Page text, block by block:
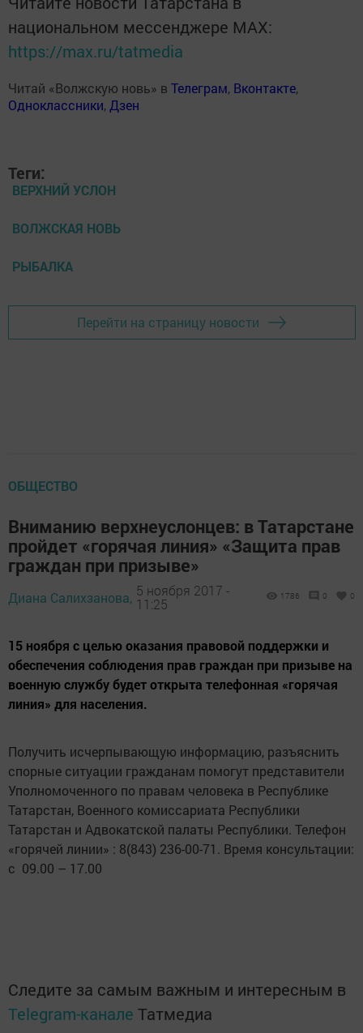
национальном мессенджере MАХ:
https://max.ru/tatmedia
Читай «Волжскую новь» в Телеграм, Вконтакте,
Одноклассники, Дзен
Теги:
ВЕРХНИЙ УСЛОН
ВОЛЖСКАЯ НОВЬ
РЫБАЛКА
Перейти на страницу новости
ОБЩЕСТВО
Вниманию верхнеуслонцев: в Татарстане
пройдет «горячая линия» «Защита прав
граждан при призыве»
Диана Салихзанова, 5 ноября 2017 -
11:25
1786 0 0
15 ноября с целью оказания правовой поддержки и
обеспечения соблюдения прав граждан при призыве на
военную службу будет открыта телефонная «горячая
линия» для населения.
Получить исчерпывающую информацию, разъяснить
спорные ситуации гражданам помогут представители
Уполномоченного по правам человека в Республике
Татарстан, Военного комиссариата Республики
Татарстан и Адвокатской палаты Республики. Телефон
«горячей линии» : 8(843) 236-00-71. Время консультации:
с 09.00 – 17.00
Следите за самым важным и интересным в
Telegram-канале Татмедиа